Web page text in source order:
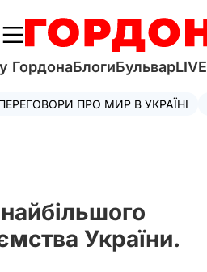
ГордонаБлогиБульварLIVE
ПРО МИР В УКРАЇНІ
України.